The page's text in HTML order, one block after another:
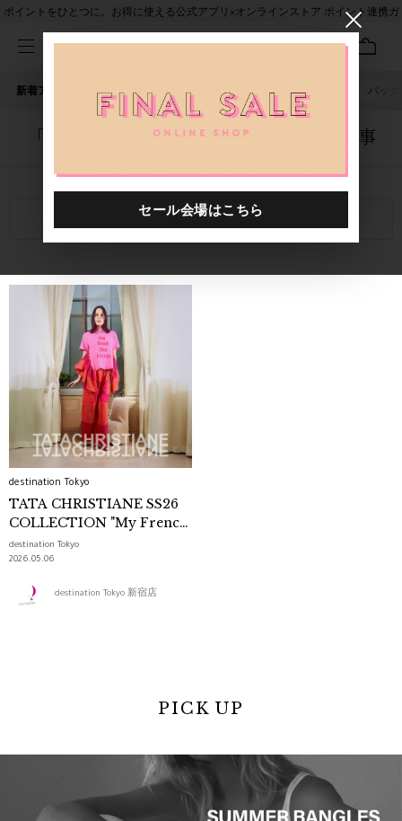
ポイントをひとつに。お得に使える公式アプリ×オンラインストア ポイント連携ガ
新着アイテム 人気ワード セール 40th限定 バッグ
「1025401.2610034.0999」に関する記事
関連キーワード
destination Tokyo
TATA CHRISTIANE SS26
COLLECTION "My French
Summer Playlist"
destination Tokyo
2026.05.06
destination Tokyo 新宿店
PICK UP